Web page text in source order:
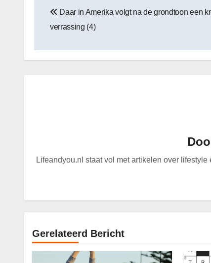
navigatie
Daar in Amerika volgt na de grondtoon een
verrassing (4)
Lifeandyou.nl staat vol met artikelen over
Gerelateerd Bericht